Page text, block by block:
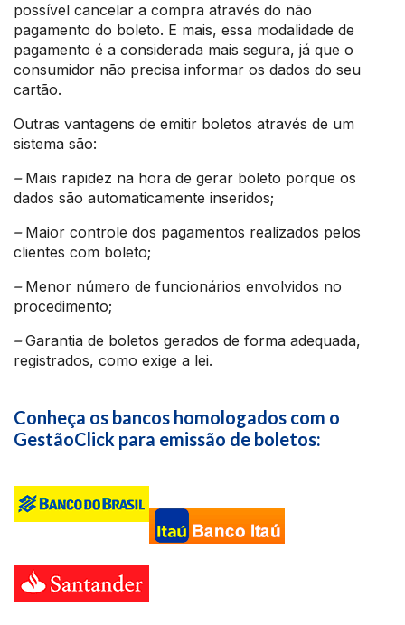
possível cancelar a compra através do não
pagamento do boleto. E mais, essa modalidade de
pagamento é a considerada mais segura, já que o
consumidor não precisa informar os dados do seu
cartão.
Outras vantagens de emitir boletos através de um
sistema são:
– Mais rapidez na hora de gerar boleto porque os
dados são automaticamente inseridos;
– Maior controle dos pagamentos realizados pelos
clientes com boleto;
– Menor número de funcionários envolvidos no
procedimento;
–Garantia de boletos gerados de forma adequada,
registrados, como exige a lei.
Conheça os bancos homologados com o
GestãoClick para emissão de boletos: